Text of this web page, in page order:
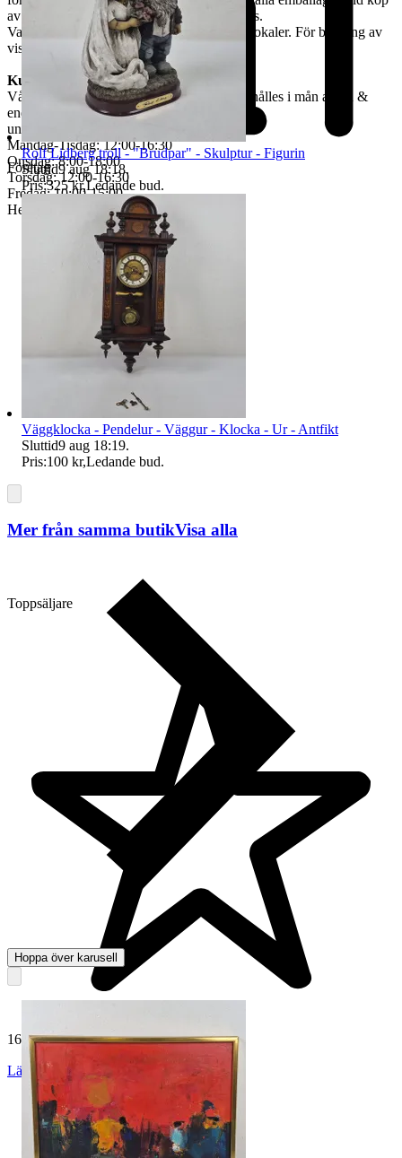
av skrymmande gods, måste bärhjälp medtas.
Varorna finns att titta på vid begäran i våra lokaler. För bokning av
visning kontakta oss, se nedan.
Kundservice & Öppettider
Vår kundservice bedrivs via e-post. Svar erhålles i mån av tid &
endast
under våra öppettider.
Måndag-Tisdag: 12:00-16:30
Onsdag: 8:00-18:00
Torsdag: 12:00-16:30
Fredag: 10:00-15:00
Helgdagar & röda dagar STÄNGT
Företag
Toppsäljare
165 012 omdömen
Läs omdömen Följ
Rolf Lidberg troll - "Brudpar" - Skulptur - Figurin
Sluttid9 aug 18:18.
Pris:325 kr,Ledande bud.
Väggklocka - Pendelur - Väggur - Klocka - Ur - Antfikt
Sluttid9 aug 18:19.
Pris:100 kr,Ledande bud.
Mer från samma butikVisa alla
Hoppa över karusell